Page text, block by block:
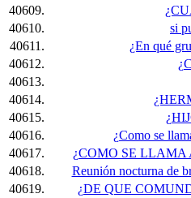
40609.
40610.
si
40611.
¿En qué
40612.
40613.
40614.
40615.
40616.
¿Como se
40617.
¿COMO SE
40618.
Reunión nocturna de
40619.
¿DE QUE